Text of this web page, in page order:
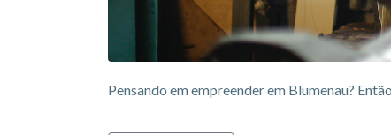
Pensando em empreender em Blumenau?